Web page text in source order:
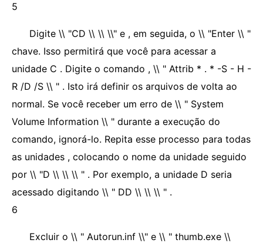
5
Digite \\ "CD \\ \\ \\" e , em seguida, o \\ "Enter \\ "
chave. Isso permitirá que você para acessar a
unidade C . Digite o comando , \\ " Attrib * . * -S - H -
R /D /S \\ " . Isto irá definir os arquivos de volta ao
normal. Se você receber um erro de \\ " System
Volume Information \\ " durante a execução do
comando, ignorá-lo. Repita esse processo para todas
as unidades , colocando o nome da unidade seguido
por \\ "D \\ \\ \\ " . Por exemplo, a unidade D seria
acessado digitando \\ " DD \\ \\ \\ " .
6
Excluir o \\ " Autorun.inf \\" e \\ " thumb.exe \\